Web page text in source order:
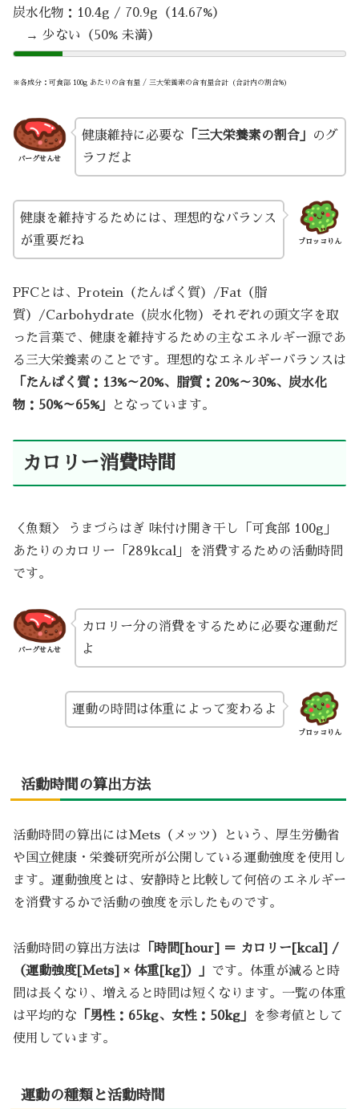
炭水化物：10.4g / 70.9g（14.67%）
→ 少ない（50% 未満）
※各成分：可食部 100g あたりの含有量 / 三大栄養素の含有量合計（合計内の割合%）
バーグせんせ
健康維持に必要な 「三大栄養素の割合」
のグ
ラフだよ
ブロッコりん
健康を維持するためには、理想的なバランス
が重要だね
PFCとは、Protein（たんぱく質）/Fat（脂
質）/Carbohydrate（炭水化物）それぞれの頭文字を取
った言葉で、健康を維持するための主なエネルギー源であ
る三大栄養素のことです。理想的なエネルギーバランスは
「たんぱく質：13%～20%、脂質：20%～30%、炭水化
物：50%～65%」
となっています。
カロリー消費時間
＜魚類＞ うまづらはぎ 味付け開き干し「可食部 100g」
あたりのカロリー「289kcal」を消費するための活動時間
です。
バーグせんせ
カロリー分の消費をするために必要な運動だ
よ
ブロッコりん
運動の時間は体重によって変わるよ
活動時間の算出方法
活動時間の算出にはMets（メッツ）という、厚生労働省
や国立健康・栄養研究所が公開している運動強度を使用し
ます。運動強度とは、安静時と比較して何倍のエネルギー
を消費するかで活動の強度を示したものです。
活動時間の算出方法は 「時間[hour] ＝ カロリー[kcal] /
（運動強度[Mets] × 体重[kg]）」 です。体重が減ると時
間は長くなり、増えると時間は短くなります。一覧の体重
は平均的な 「男性：65kg、女性：50kg」
を参考値として
使用しています。
運動の種類と活動時間